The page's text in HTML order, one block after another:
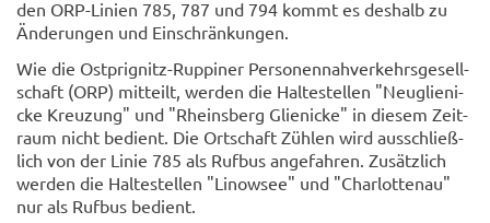
den ORP-​Linien 785, 787 und 794 kommt es des­halb zu
Än­de­run­gen und Ein­schrän­kun­gen.
Wie die Ostprignitz-​Ruppiner Per­so­nen­nah­ver­kehrs­ge­sell­
schaft (ORP) mit­teilt, wer­den die Hal­te­stel­len "Neu­glie­ni­
cke Kreu­zung" und "Rheins­berg Glie­ni­cke" in die­sem Zeit­
raum nicht be­dient. Die Ort­schaft Züh­len wird aus­schließ­
lich von der Linie 785 als Ruf­bus an­ge­fah­ren. Zu­sätz­lich
wer­den die Hal­te­stel­len "Li­now­see" und "Char­lot­ten­au"
nur als Ruf­bus be­dient.